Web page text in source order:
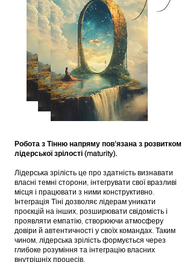
Робота з Тінню напряму пов'язана з розвитком
лідерської зрілості (maturity).
Лідерська зрілість це про здатність визнавати
власні темні сторони, інтегрувати свої вразливі
місця і працювати з ними конструктивно.
Інтеграція Тіні дозволяє лідерам уникати
проєкцій на інших, розширювати свідомість і
проявляти емпатію, створюючи атмосферу
довіри й автентичності у своїх командах. Таким
чином, лідерська зрілість формується через
глибоке розуміння та інтеграцію власних
внутрішніх процесів.